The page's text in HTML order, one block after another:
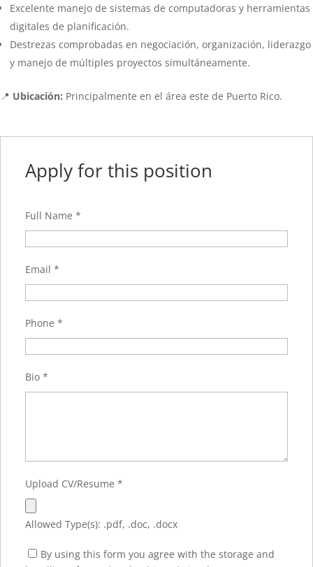
Excelente manejo de sistemas de computadoras y herramientas
digitales de planificación.
Destrezas comprobadas en negociación, organización, liderazgo
y manejo de múltiples proyectos simultáneamente.
📍 Ubicación: Principalmente en el área este de Puerto Rico.
Apply for this position
Full Name *
Email *
Phone *
Bio *
Upload CV/Resume *
Allowed Type(s): .pdf, .doc, .docx
By using this form you agree with the storage and